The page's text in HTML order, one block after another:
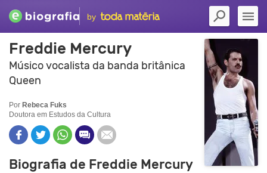
by
Freddie Mercury
Músico vocalista da banda britânica
Queen
Por Rebeca Fuks
Doutora em Estudos da Cultura
Biografia de Freddie Mercury